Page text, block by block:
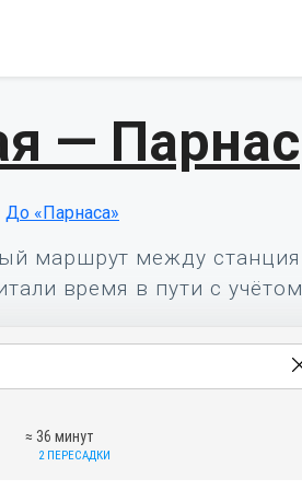
— Парнас
До «Парнаса»
маршрут между
время в пути с
≈ 36 минут
2 ПЕРЕСАДКИ